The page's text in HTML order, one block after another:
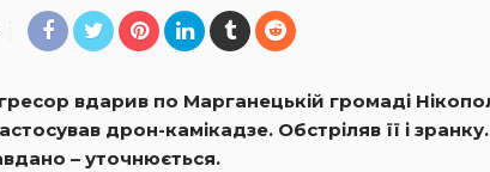
вдарив по Марганецькій громаді
дрон-камікадзе. Обстріляв її і
– уточнюється.